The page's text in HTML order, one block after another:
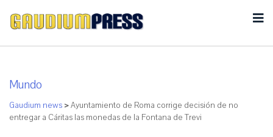
Mundo
Gaudium news >Ayuntamiento de Roma corrige decisión de no
entregar a Cáritas las monedas de la Fontana de Trevi